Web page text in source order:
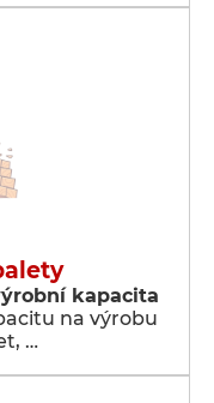
kapacita
na výrobu
…